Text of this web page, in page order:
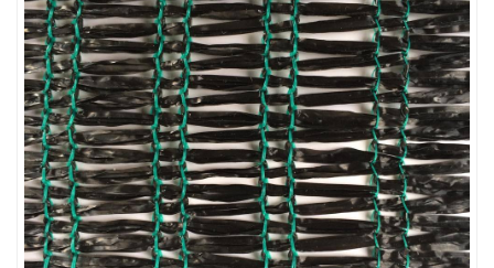
LƯỚI CHE NẮNG
LƯỚI NUÔI TRỒNG HẢI SẢN